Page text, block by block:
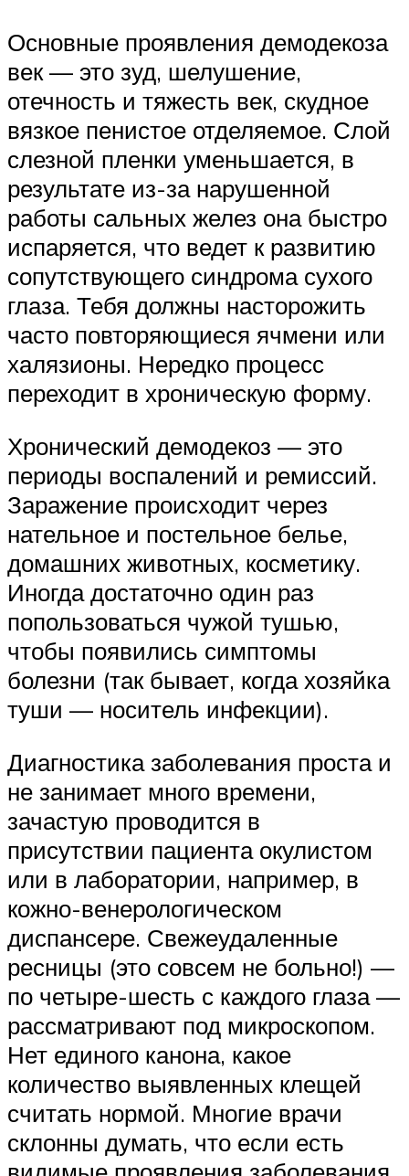
Основные проявления демодекоза
век — это зуд, шелушение,
отечность и тяжесть век, скудное
вязкое пенистое отделяемое. Слой
слезной пленки уменьшается, в
результате из-за нарушенной
работы сальных желез она быстро
испаряется, что ведет к развитию
сопутствующего синдрома сухого
глаза. Тебя должны насторожить
часто повторяющиеся ячмени или
халязионы. Нередко процесс
переходит в хроническую форму.
Хронический демодекоз — это
периоды воспалений и ремиссий.
Заражение происходит через
нательное и постельное белье,
домашних животных, косметику.
Иногда достаточно один раз
попользоваться чужой тушью,
чтобы появились симптомы
болезни (так бывает, когда хозяйка
туши — носитель инфекции).
Диагностика заболевания проста и
не занимает много времени,
зачастую проводится в
присутствии пациента окулистом
или в лаборатории, например, в
кожно-венерологическом
диспансере. Свежеудаленные
ресницы (это совсем не больно!) —
по четыре-шесть с каждого глаза —
рассматривают под микроскопом.
Нет единого канона, какое
количество выявленных клещей
считать нормой. Многие врачи
склонны думать, что если есть